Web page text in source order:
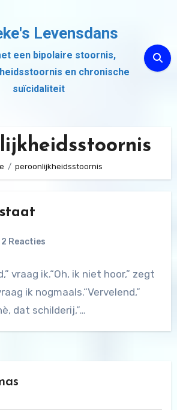
Levensdans
een bipolaire stoornis,
en chronische
suïcidaliteit
peroonlijkheidsstoornis
2 Reacties
vraag ik.“Oh, ik niet hoor,” zegt
ik nogmaals.“Vervelend,”
dat schilderij,”…